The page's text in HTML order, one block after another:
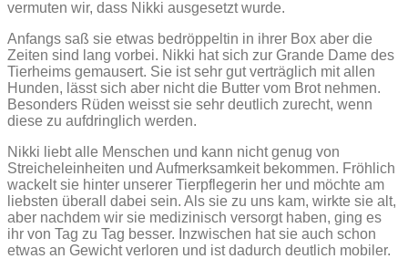
vermuten wir, dass Nikki ausgesetzt wurde.
Anfangs saß sie etwas bedröppeltin in ihrer Box aber die
Zeiten sind lang vorbei. Nikki hat sich zur Grande Dame des
Tierheims gemausert. Sie ist sehr gut verträglich mit allen
Hunden, lässt sich aber nicht die Butter vom Brot nehmen.
Besonders Rüden weisst sie sehr deutlich zurecht, wenn
diese zu aufdringlich werden.
Nikki liebt alle Menschen und kann nicht genug von
Streicheleinheiten und Aufmerksamkeit bekommen. Fröhlich
wackelt sie hinter unserer Tierpflegerin her und möchte am
liebsten überall dabei sein. Als sie zu uns kam, wirkte sie alt,
aber nachdem wir sie medizinisch versorgt haben, ging es
ihr von Tag zu Tag besser. Inzwischen hat sie auch schon
etwas an Gewicht verloren und ist dadurch deutlich mobiler.